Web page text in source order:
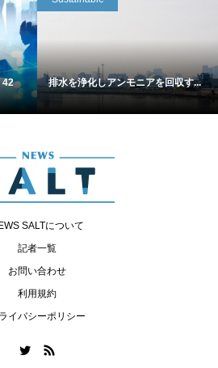
42
排水を浄化しアンモニアを回収す...
SALTについて
記者一覧
お問い合わせ
利用規約
イバシーポリシー